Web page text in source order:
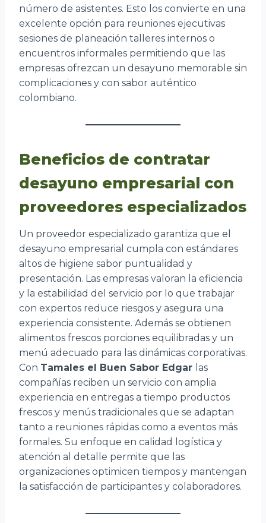
número de asistentes. Esto los convierte en una
excelente opción para reuniones ejecutivas
sesiones de planeación talleres internos o
encuentros informales permitiendo que las
empresas ofrezcan un desayuno memorable sin
complicaciones y con sabor auténtico
colombiano.
Beneficios de contratar
desayuno empresarial con
proveedores especializados
Un proveedor especializado garantiza que el
desayuno empresarial cumpla con estándares
altos de higiene sabor puntualidad y
presentación. Las empresas valoran la eficiencia
y la estabilidad del servicio por lo que trabajar
con expertos reduce riesgos y asegura una
experiencia consistente. Además se obtienen
alimentos frescos porciones equilibradas y un
menú adecuado para las dinámicas corporativas.
Con Tamales el Buen Sabor Edgar las
compañías reciben un servicio con amplia
experiencia en entregas a tiempo productos
frescos y menús tradicionales que se adaptan
tanto a reuniones rápidas como a eventos más
formales. Su enfoque en calidad logística y
atención al detalle permite que las
organizaciones optimicen tiempos y mantengan
la satisfacción de participantes y colaboradores.